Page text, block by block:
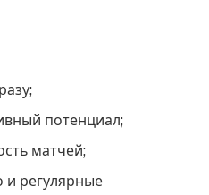
потенциал;
матчей;
и регулярные